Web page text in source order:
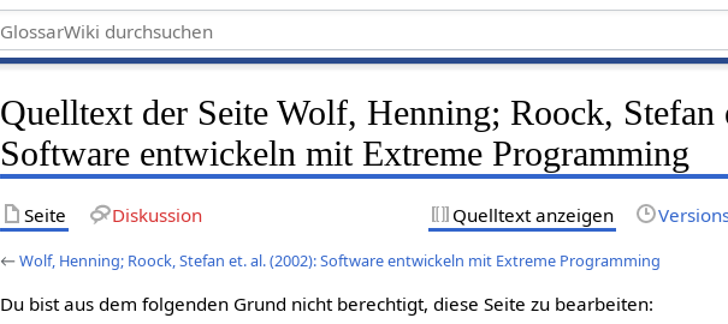
Quelltext der Seite Wolf, Henning; Roock, Stefan
Software entwickeln mit Extreme Programming
Seite Diskussion Quelltext anzeigen
←Wolf, Henning; Roock, Stefan et. al. (2002): Software entwickeln mit Extreme Programming
Du bist aus dem folgenden Grund nicht berechtigt, diese Seite zu bearbeiten: